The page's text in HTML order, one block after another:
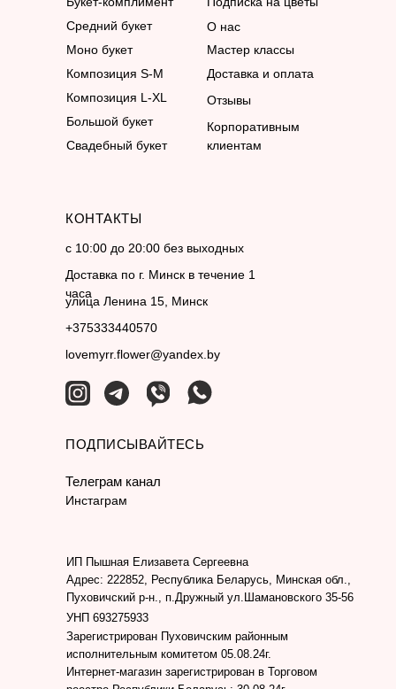
КОНТАКТЫ
Средний букет
Моно букет
Композиция S-M
Композиция L-XL
Большой букет
Свадебный букет
О нас
Мастер классы
Доставка и оплата
с 10:00 до 20:00 без выходных
Доставка по г. Минск в течение 1
часа
улица Ленина 15, Минск
+375333440570
lovemyrr.flower@yandex.by
Инстаграм
ПОДПИСЫВАЙТЕСЬ
Корпоративным
клиентам
Отзывы
Телеграм канал
ИП Пышная Елизавета Сергеевна
Адрес: 222852, Республика Беларусь, Минская обл.,
Пуховичский р-н., п.Дружный ул.Шамановского 35-56
УНП 693275933
Интернет-магазин зарегистрирован в Торговом
Зарегистрирован Пуховичским районным
исполнительным комитетом 05.08.24г.